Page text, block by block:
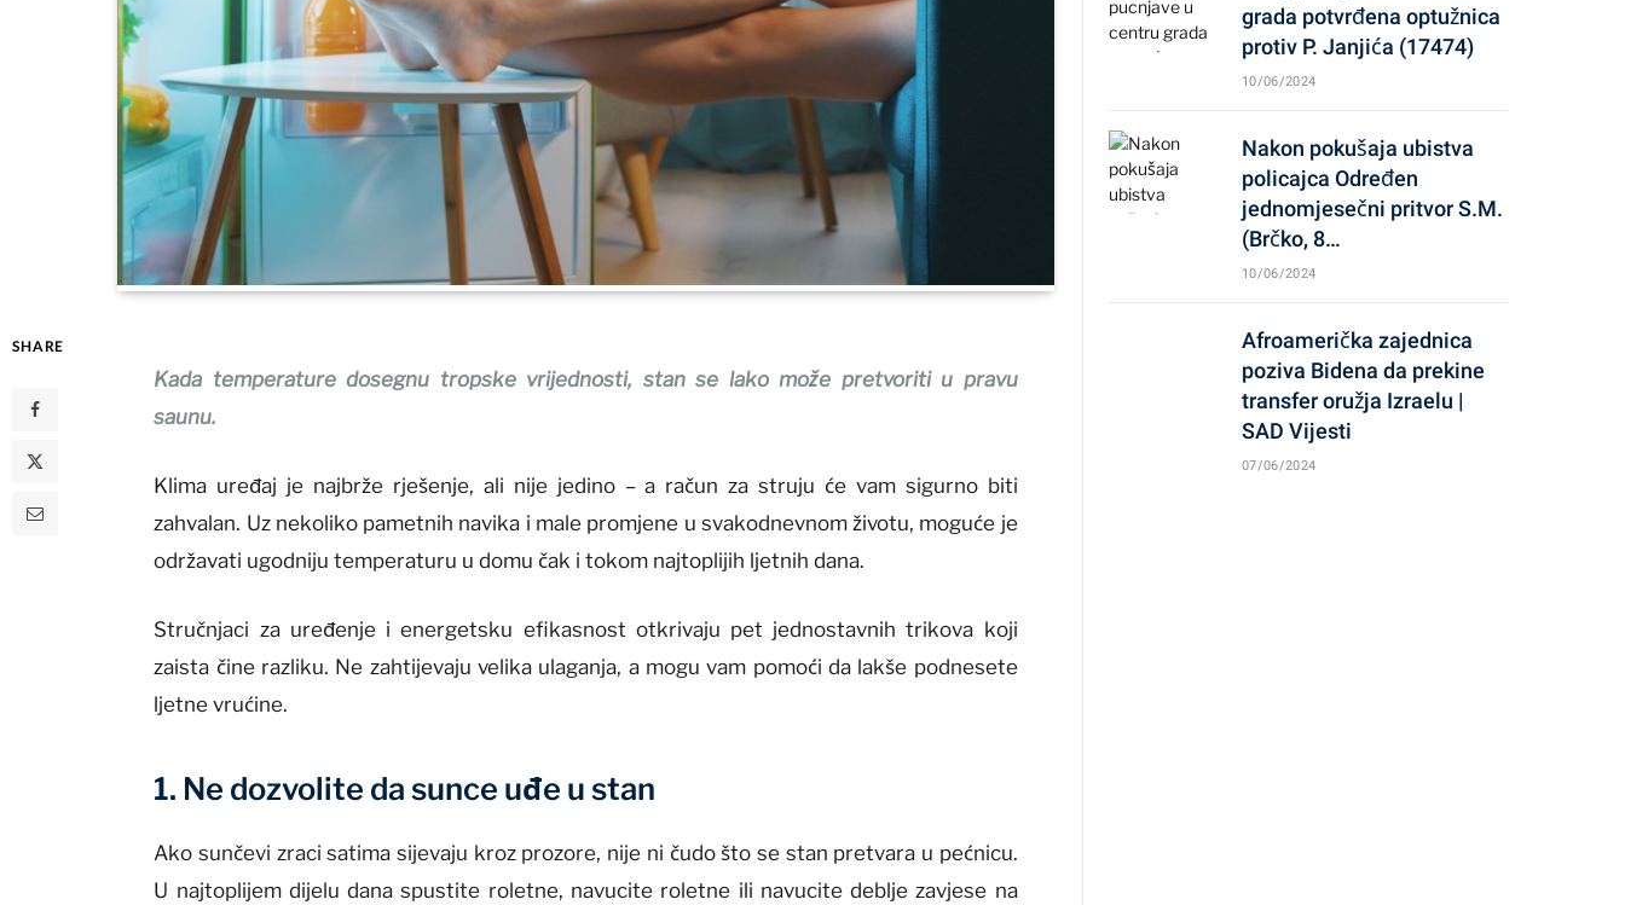
SHARE
Kada temperature dosegnu tropske vrijednosti, stan se lako može pretvoriti u pravu
saunu.
Klima uređaj je najbrže rješenje, ali nije jedino – a račun za struju će vam sigurno biti
zahvalan. Uz nekoliko pametnih navika i male promjene u svakodnevnom životu, moguće je
održavati ugodniju temperaturu u domu čak i tokom najtoplijih ljetnih dana.
Stručnjaci za uređenje i energetsku efikasnost otkrivaju pet jednostavnih trikova koji
zaista čine razliku. Ne zahtijevaju velika ulaganja, a mogu vam pomoći da lakše podnesete
ljetne vrućine.
1. Ne dozvolite da sunce uđe u stan
Ako sunčevi zraci satima sijevaju kroz prozore, nije ni čudo što se stan pretvara u pećnicu.
U najtoplijem dijelu dana spustite roletne, navucite roletne ili navucite deblje zavjese na
grada potvrđena optužnica
protiv P. Janjića (17474)
10/06/2024
Nakon pokušaja ubistva
policajca Određen
jednomjesečni pritvor S.M.
(Brčko, 8…
10/06/2024
Afroamerička zajednica
poziva Bidena da prekine
transfer oružja Izraelu |
SAD Vijesti
07/06/2024